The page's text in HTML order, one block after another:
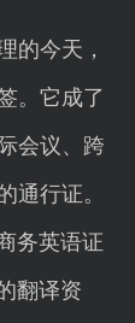
的今天，
。它成了
会议、跨
通行证。
务英语证
翻译资